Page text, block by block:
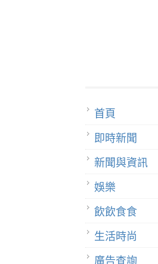
首頁
即時新聞
新聞與資訊
娛樂
飲飲食食
生活時尚
廣告查詢